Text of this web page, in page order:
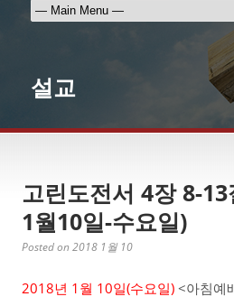
설교
고린도전서 4장 8-
1월10일-수요일)
Posted on 2018 1월 10
2018년 1월 10일(수요일) <아침예